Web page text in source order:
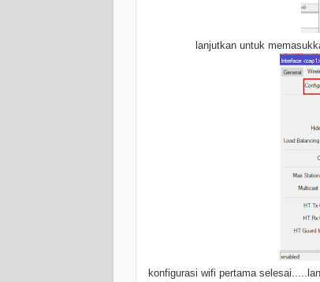
lanjutkan untuk
konfigurasi wifi pertama